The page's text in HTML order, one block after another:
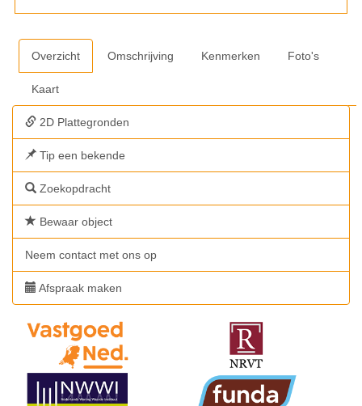
Overzicht Omschrijving Kenmerken Foto's
Kaart
2D Plattegronden
Tip een bekende
Zoekopdracht
Bewaar object
Neem contact met ons op
Afspraak maken